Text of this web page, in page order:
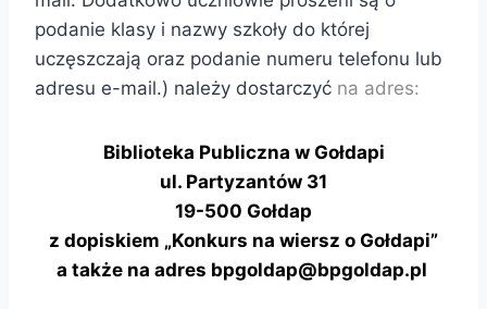
podanie klasy i nazwy szkoły do której
uczęszczają oraz podanie numeru telefonu lub
adresu e-mail.) należy dostarczyć na adres:
Biblioteka Publiczna w Gołdapi
ul. Partyzantów 31
19-500 Gołdap
z dopiskiem „Konkurs na wiersz o Gołdapi”
a także na adres bpgoldap@bpgoldap.pl